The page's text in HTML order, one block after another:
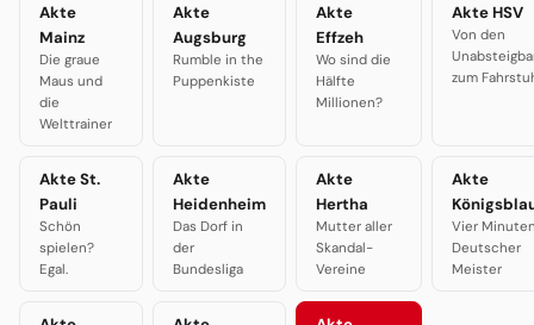
Akte
Mainz
Die graue
Maus und
die
Welttrainer
Akte
Augsburg
Rumble in the
Puppenkiste
Akte
Effzeh
Wo sind die
Hälfte
Millionen?
Akte HSV
Von den
zum
Akte St.
Pauli
Schön
spielen?
Egal.
Akte
Heidenheim
Das Dorf in
der
Bundesliga
Akte
Hertha
Mutter aller
Skandal-
Vereine
Akte
Vier
Deutscher
Meister